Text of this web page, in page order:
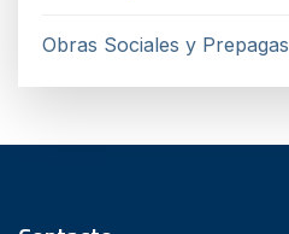
Obras Sociales y Prepagas